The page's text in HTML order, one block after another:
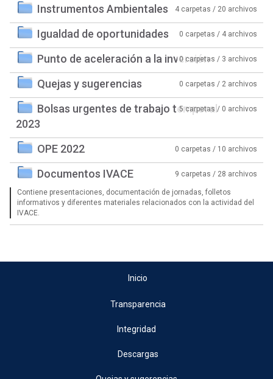
Instrumentos Ambientales 4 carpetas / 20 archivos
Igualdad de oportunidades 0 carpetas / 4 archivos
Punto de aceleración a la inversión0 carpetas / 3 archivos
Quejas y sugerencias 0 carpetas / 2 archivos
Bolsas urgentes de trabajo temporal
2023
5 carpetas / 0 archivos
OPE 2022 0 carpetas / 10 archivos
Documentos IVACE 9 carpetas / 28 archivos
Contiene presentaciones, documentación de jornadas, folletos
informativos y diferentes materiales relacionados con la actividad del
IVACE.
Inicio
Transparencia
Integridad
Descargas